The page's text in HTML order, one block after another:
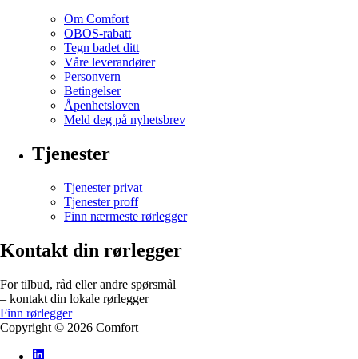
Om Comfort
OBOS-rabatt
Tegn badet ditt
Våre leverandører
Personvern
Betingelser
Åpenhetsloven
Meld deg på nyhetsbrev
Tjenester
Tjenester privat
Tjenester proff
Finn nærmeste rørlegger
Kontakt din rørlegger
For tilbud, råd eller andre spørsmål
– kontakt din lokale rørlegger
Finn rørlegger
Copyright © 2026 Comfort